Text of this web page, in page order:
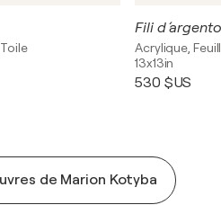
Fili d ´argento
Acrylique,
13x13in
530 $US
de Marion Kotyba